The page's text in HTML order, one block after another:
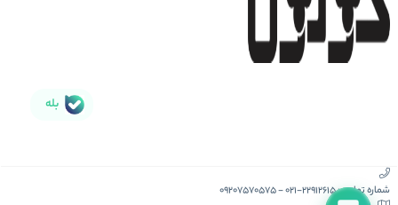
بله
شماره تماس :021-22912615
-
09207570575